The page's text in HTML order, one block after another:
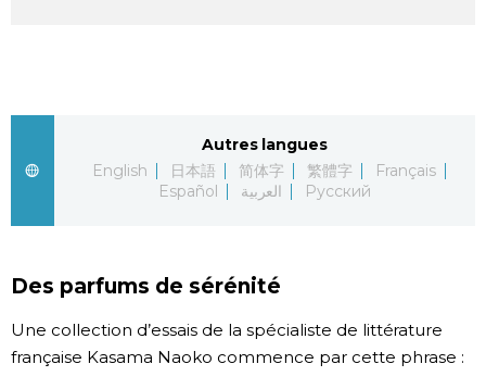
Personnages
Chroniques
Vidéos
Tokyo
Autres langues
English
日本語 简体字 繁體字
Français
Español
العربية Русский
Des parfums de sérénité
Une collection d’essais de la spécialiste de littérature
française Kasama Naoko commence par cette phrase :